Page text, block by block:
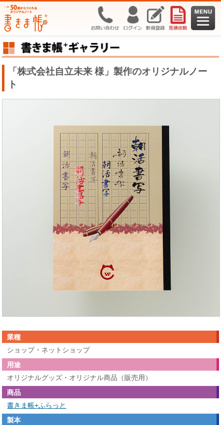
「株式会社自立未来 様」製作のオリジナルノー
ト
業種
ショップ・ネットショップ
用途
オリジナルグッズ・オリジナル商品（販売用）
商品
書きま帳+ふらっと
製本